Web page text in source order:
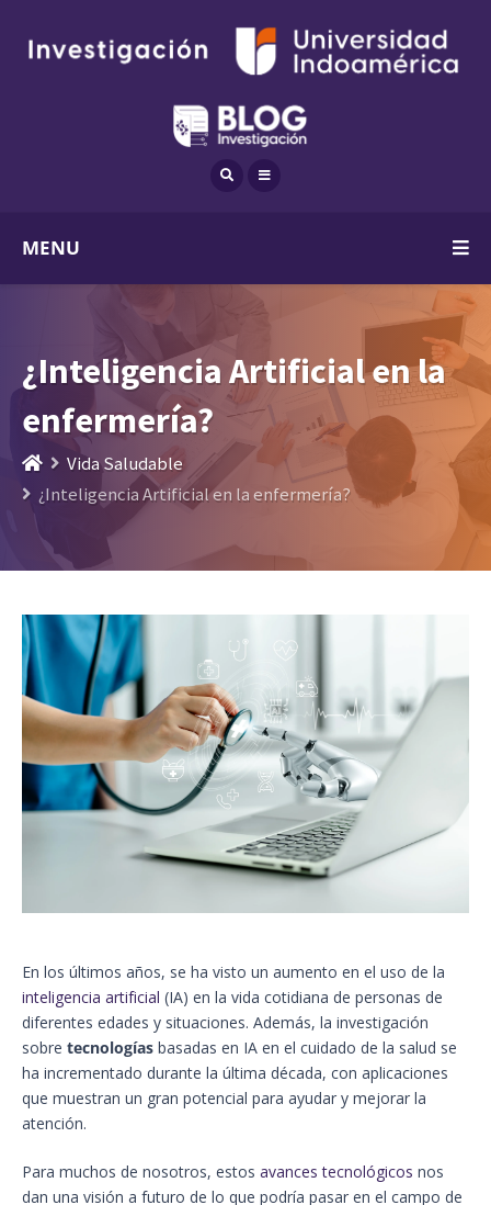
MENU
¿Inteligencia Artificial en la
enfermería?
Vida Saludable
¿Inteligencia Artificial en la enfermería?
En los últimos años, se ha visto un aumento en el uso de la
inteligencia artificial (IA) en la vida cotidiana de personas de
diferentes edades y situaciones. Además, la investigación
sobre tecnologías basadas en IA en el cuidado de la salud se
ha incrementado durante la última década, con aplicaciones
que muestran un gran potencial para ayudar y mejorar la
atención.
Para muchos de nosotros, estos avances tecnológicos nos
dan una visión a futuro de lo que podría pasar en el campo de